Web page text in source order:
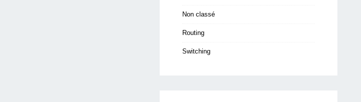
Non classé
Routing
Switching